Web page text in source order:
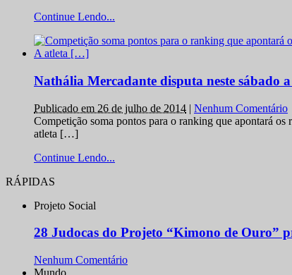
Continue Lendo...
Nathália Mercadante disputa neste sábado
Publicado em 26 de julho de 2014 | Nenhum Comentário
Competição soma pontos para o ranking que apontará
atleta […]
Continue Lendo...
RÁPIDAS
Projeto Social
28 Judocas do Projeto “Kimono de Ouro”
Nenhum Comentário
Mundo